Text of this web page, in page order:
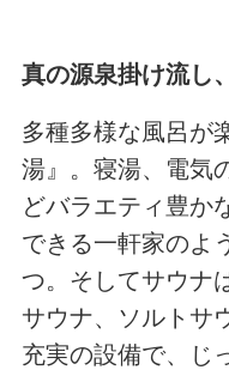
真の源泉掛け流し
多種多様な風呂が
湯』。寝湯、電気
どバラエティ豊か
できる一軒家のよ
つ。そしてサウナ
サウナ、ソルトサ
充実の設備で、じ